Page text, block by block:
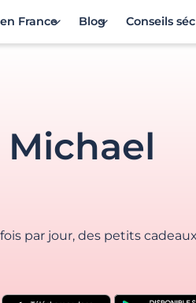
France Blog Conseils
par jour, des petits